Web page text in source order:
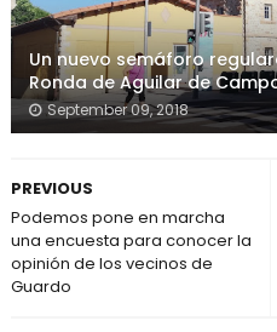
Un nuevo semáforo
Ronda de Aguilar de
September 09, 2018
PREVIOUS
Podemos pone en marcha
una encuesta para conocer la
opinión de los vecinos de
Guardo